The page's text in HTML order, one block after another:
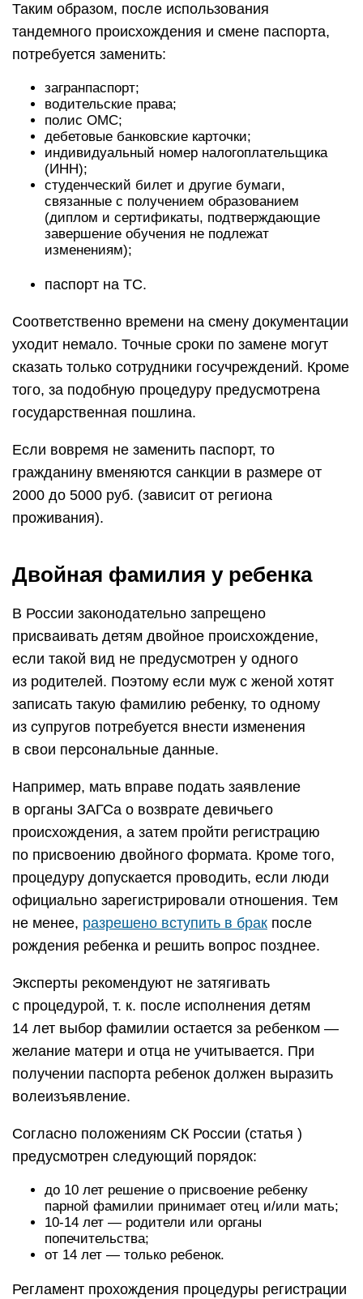
Таким образом, после использования
тандемного происхождения и смене паспорта,
потребуется заменить:
загранпаспорт;
водительские права;
полис ОМС;
дебетовые банковские карточки;
индивидуальный номер налогоплательщика
(ИНН);
студенческий билет и другие бумаги,
связанные с получением образованием
(диплом и сертификаты, подтверждающие
завершение обучения не подлежат
изменениям);
паспорт на ТС.
Соответственно времени на смену документации
уходит немало. Точные сроки по замене могут
сказать только сотрудники госучреждений. Кроме
того, за подобную процедуру предусмотрена
государственная пошлина.
Если вовремя не заменить паспорт, то
гражданину вменяются санкции в размере от
2000 до 5000 руб. (зависит от региона
проживания).
Двойная фамилия у ребенка
В России законодательно запрещено
присваивать детям двойное происхождение,
если такой вид не предусмотрен у одного
из родителей. Поэтому если муж с женой хотят
записать такую фамилию ребенку, то одному
из супругов потребуется внести изменения
в свои персональные данные.
Например, мать вправе подать заявление
в органы ЗАГСа о возврате девичьего
происхождения, а затем пройти регистрацию
по присвоению двойного формата. Кроме того,
процедуру допускается проводить, если люди
официально зарегистрировали отношения. Тем
не менее, разрешено вступить в брак после
рождения ребенка и решить вопрос позднее.
Эксперты рекомендуют не затягивать
с процедурой, т. к. после исполнения детям
14 лет выбор фамилии остается за ребенком —
желание матери и отца не учитывается. При
получении паспорта ребенок должен выразить
волеизъявление.
Согласно положениям СК России (статья )
предусмотрен следующий порядок:
до 10 лет решение о присвоение ребенку
парной фамилии принимает отец и/или мать;
10-14 лет — родители или органы
попечительства;
от 14 лет — только ребенок.
Регламент прохождения процедуры регистрации